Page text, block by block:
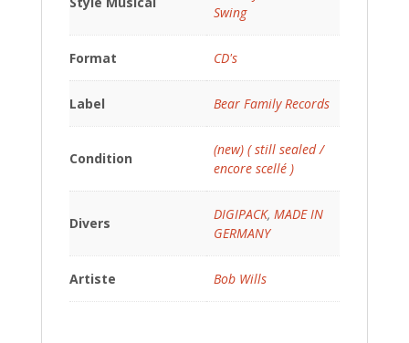
Swing
Format CD's
Label Bear Family Records
Condition
(new) ( still sealed /
encore scellé )
Divers
DIGIPACK, MADE IN
GERMANY
Artiste Bob Wills